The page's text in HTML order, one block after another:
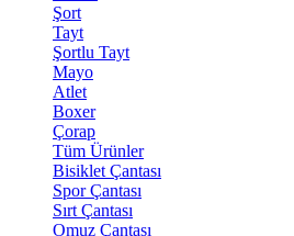
Şort
Tayt
Şortlu Tayt
Mayo
Atlet
Boxer
Çorap
Tüm Ürünler
Bisiklet Çantası
Spor Çantası
Sırt Çantası
Omuz Çantası